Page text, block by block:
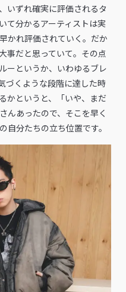
いずれ確実に評価されるタ
て分かるアーティストは実
かれ評価されていく。だか
事だと思っていて。その点
ーというか、いわゆるブレ
づくような段階に達した時
かというと、「いや、まだ
んあったので、そこを早く
自分たちの立ち位置です。